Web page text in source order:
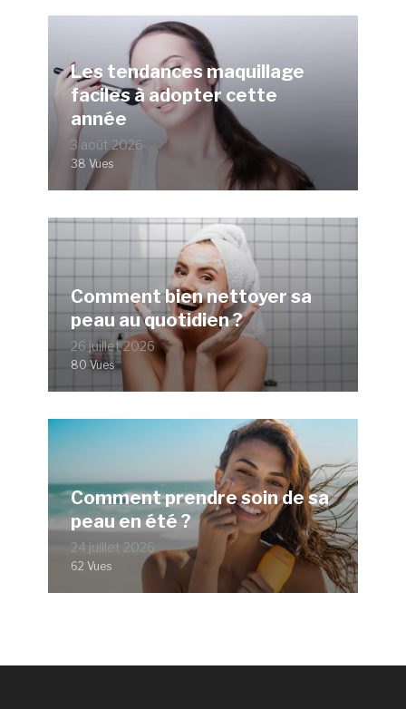
Les tendances maquillage
faciles à adopter cette
année
3 août 2026
38 Vues
Comment bien nettoyer sa
peau au quotidien ?
26 juillet 2026
80 Vues
Comment prendre soin de sa
peau en été ?
24 juillet 2026
62 Vues